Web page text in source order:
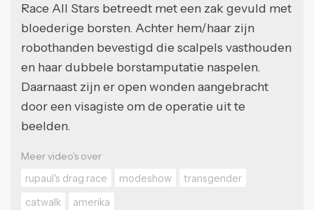
Race All Stars betreedt met een zak gevuld met
bloederige borsten. Achter hem/haar zijn
robothanden bevestigd die scalpels vasthouden
en haar dubbele borstamputatie naspelen.
Daarnaast zijn er open wonden aangebracht
door een visagiste om de operatie uit te
beelden.
Meer video's over
rupaul's drag race
modeshow
transgender
catwalk
amerika